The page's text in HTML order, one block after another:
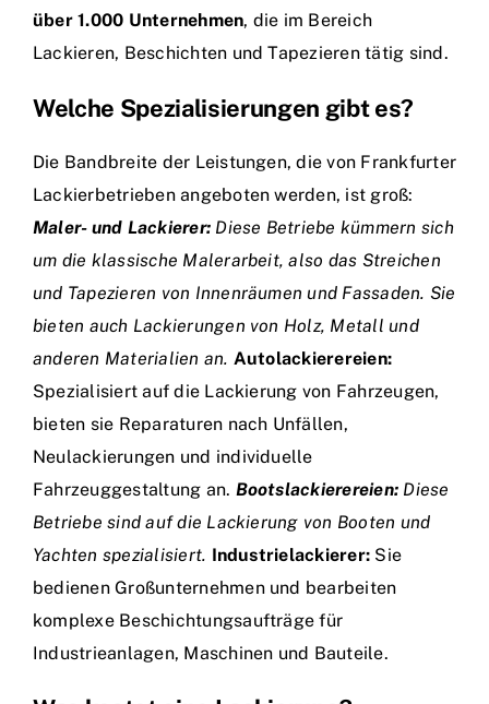
über 1.000 Unternehmen, die im Bereich
Lackieren, Beschichten und Tapezieren tätig sind.
Welche Spezialisierungen gibt es?
Die Bandbreite der Leistungen, die von Frankfurter
Lackierbetrieben angeboten werden, ist groß:
Maler- und Lackierer: Diese Betriebe kümmern sich
um die klassische Malerarbeit, also das Streichen
und Tapezieren von Innenräumen und Fassaden. Sie
bieten auch Lackierungen von Holz, Metall und
anderen Materialien an. Autolackierereien:
Spezialisiert auf die Lackierung von Fahrzeugen,
bieten sie Reparaturen nach Unfällen,
Neulackierungen und individuelle
Fahrzeuggestaltung an. Bootslackierereien: Diese
Betriebe sind auf die Lackierung von Booten und
Yachten spezialisiert. Industrielackierer: Sie
bedienen Großunternehmen und bearbeiten
komplexe Beschichtungsaufträge für
Industrieanlagen, Maschinen und Bauteile.